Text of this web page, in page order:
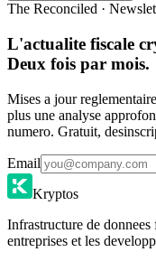
The Reconciled ·
L'actualite fiscale
Deux fois par mois.
Mises a jour
plus une analyse
numero. Gratuit,
Email
Kryptos
Infrastructure de
entreprises et les